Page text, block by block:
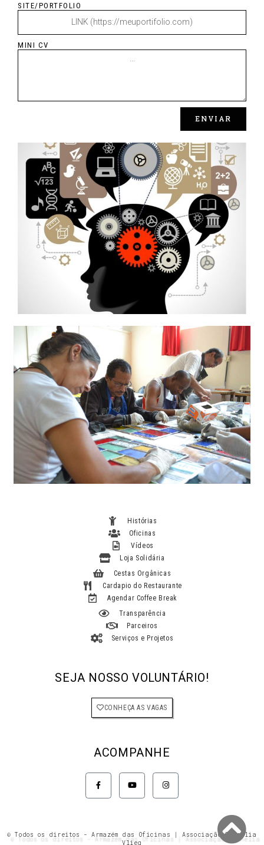
SITE/PORTFOLIO
MINI CV
ENVIAR
Histórias
Oficinas
Vídeos
Loja Solidária
Cestas Orgânicas
Cardapio do Restaurante
Agendar Coffee Break
Transparência
Parceiros
Serviços e Projetos
SEJA NOSSO VOLUNTÁRIO!
CONHEÇA AS VAGAS
ACOMPANHE
F
a
c
e
-
Y
o
u
t
I
n
s
t
m
© Todos os direitos - Armazém das Oficinas | Associação Cornélia
Vlieg